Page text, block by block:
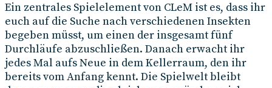
Ein zentrales Spielelement von CLeM ist es, dass ihr
euch auf die Suche nach verschiedenen Insekten
begeben müsst, um einen der insgesamt fünf
Durchläufe abzuschließen. Danach erwacht ihr
jedes Mal aufs Neue in dem Kellerraum, den ihr
bereits vom Anfang kennt. Die Spielwelt bleibt